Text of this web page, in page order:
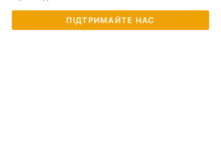
ПІДТРИМАЙТЕ НАС